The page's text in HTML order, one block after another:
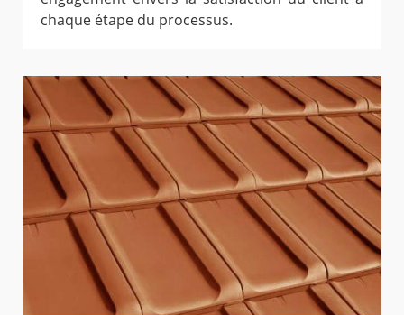
chaque étape du processus.